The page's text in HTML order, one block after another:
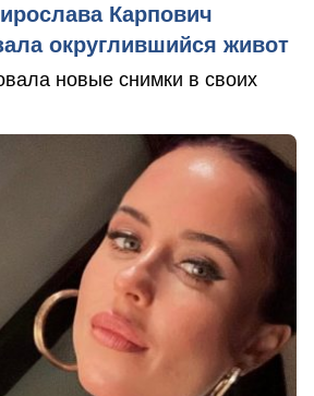
Карпович
округлившийся живот
новые снимки в своих